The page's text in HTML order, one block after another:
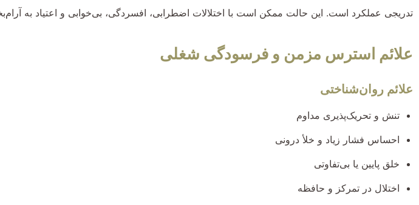
تدریجی عملکرد است. این حالت ممکن است با اختلالات اضطرابی، افسردگی، بی‌خوابی و اعتیاد به
علائم استرس مزمن و فرسودگی شغلی
علائم روان‌شناختی
تنش و تحریک‌پذیری مداوم
احساس فشار زیاد و خلأ درونی
خلق پایین یا بی‌تفاوتی
اختلال در تمرکز و حافظه